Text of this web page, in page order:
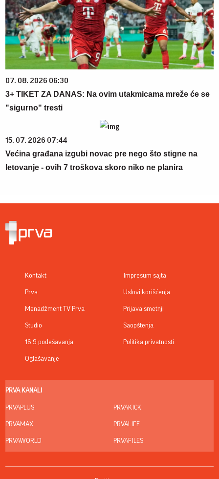
07. 08. 2026 06:30
3+ TIKET ZA DANAS: Na ovim utakmicama mreže će se
"sigurno" tresti
15. 07. 2026 07:44
Većina građana izgubi novac pre nego što stigne na
letovanje - ovih 7 troškova skoro niko ne planira
Kontakt
Prva
Menadžment TV Prva
Studio
16:9 podešavanja
Oglašavanje
Impresum sajta
Uslovi korišćenja
Prijava smetnji
Saopštenja
Politika privatnosti
PRVA KANALI
PRVAPLUS
PRVAMAX
PRVAWORLD
PRVAKICK
PRVALIFE
PRVAFILES